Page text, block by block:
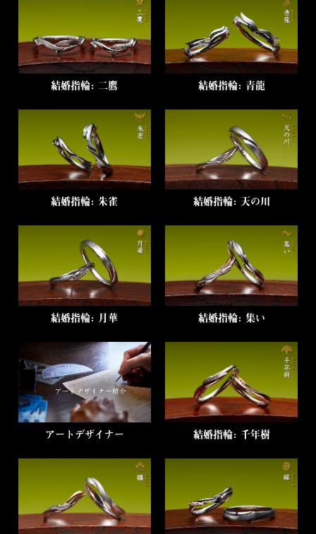
結婚指輪：二鷹 結婚指輪：青龍
結婚指輪：朱雀 結婚指輪：天の川
結婚指輪：月華 結婚指輪：集い
アートデザイナー 結婚指輪：千年樹